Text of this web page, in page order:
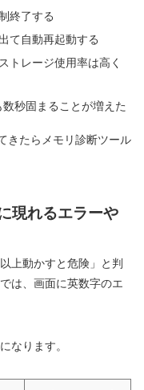
終了する
て自動再起動する
トレージ使用率は高く
秒固まることが増えた
きたらメモリ診断ツール
現れるエラーや
上動かすと危険」と判
は、画面に英数字のエ
なります。